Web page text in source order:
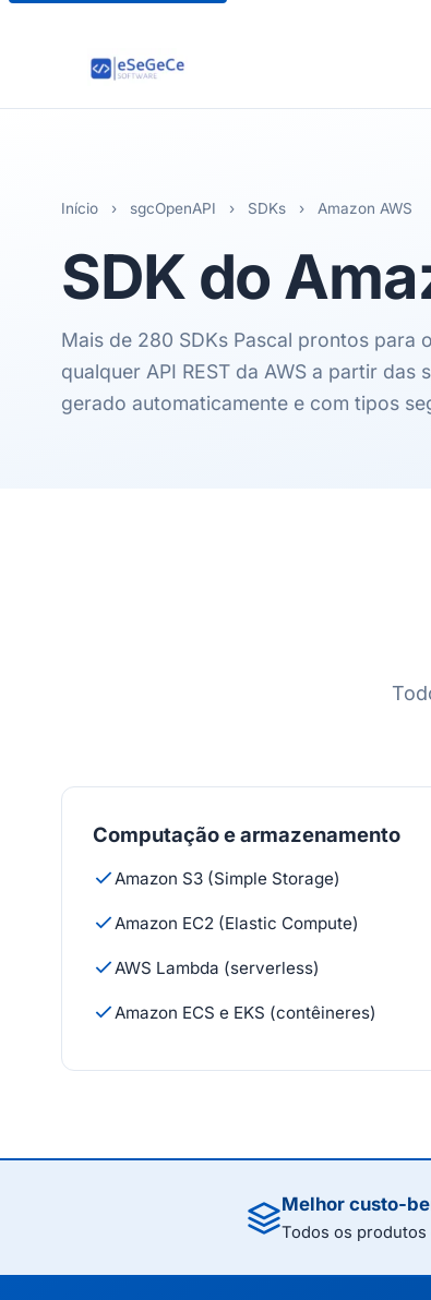
Início › sgcOpenAPI › SDKs › Amazon AWS
SDK do
Mais de 280 SDKs Pascal prontos para
qualquer API REST da AWS a partir
gerado automaticamente e com tipos
Computação e armazenamento
Amazon S3 (Simple Storage)
Amazon EC2 (Elastic Compute)
AWS Lambda (serverless)
Amazon ECS e EKS (contêineres)
Melhor custo-
Todos os produtos